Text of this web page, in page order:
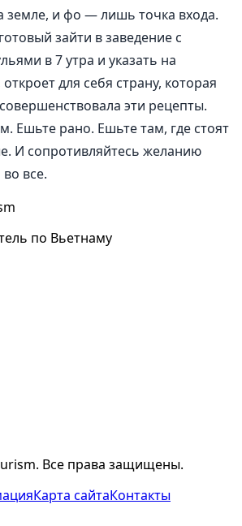
земле, и фо — лишь точка входа.
зайти в заведение с
в 7 утра и указать на
для себя страну, которая
эти рецепты.
Ешьте рано. Ешьте там, где стоят
И сопротивляйтесь желанию
все.
по Вьетнаму
Все права защищены.
Карта сайтаКонтакты